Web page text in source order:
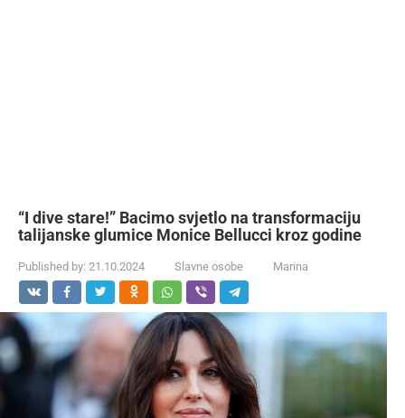
“I dive stare!” Bacimo svjetlo na transformaciju
talijanske glumice Monice Bellucci kroz godine
Published by: 21.10.2024 Slavne osobe Marina